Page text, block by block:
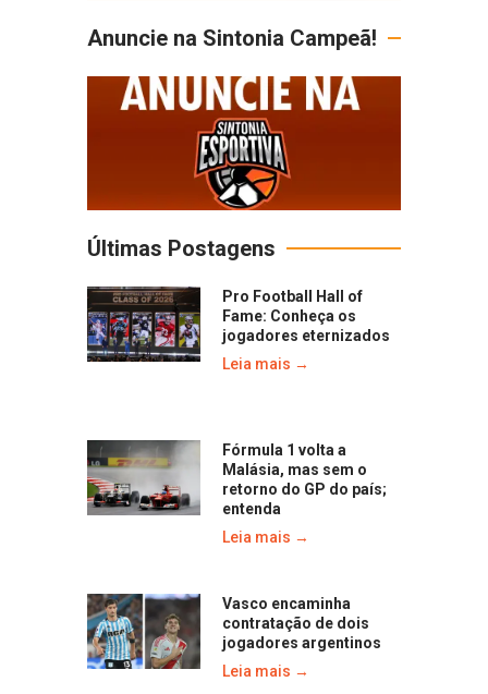
Anuncie na Sintonia Campeã!
Últimas Postagens
Pro Football Hall of
Fame: Conheça os
jogadores eternizados
Leia mais →
Fórmula 1 volta a
Malásia, mas sem o
retorno do GP do país;
entenda
Leia mais →
Vasco encaminha
contratação de dois
jogadores argentinos
Leia mais →